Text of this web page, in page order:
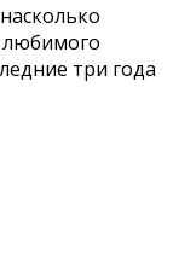
любимого
три года